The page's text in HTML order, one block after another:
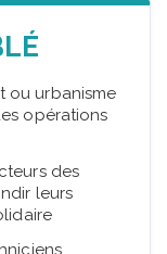
ou urbanisme
opérations
des
leurs